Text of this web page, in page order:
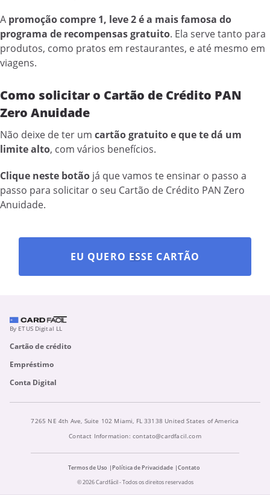
A promoção compre 1, leve 2 é a mais famosa do
programa de recompensas gratuito. Ela serve tanto para
produtos, como pratos em restaurantes, e até mesmo em
viagens.
Como solicitar o Cartão de Crédito PAN
Zero Anuidade
Não deixe de ter um cartão gratuito e que te dá um
limite alto, com vários benefícios.
Clique neste botão já que vamos te ensinar o passo a
passo para solicitar o seu Cartão de Crédito PAN Zero
Anuidade.
EU QUERO ESSE CARTÃO
By ETUS Digital LL
Cartão de crédito
Empréstimo
Conta Digital
7265 NE 4th Ave, Suite 102 Miami, FL 33138 United States of America
Contact Information: contato@cardfacil.com
Termos de Uso Política de Privacidade
Contato
© 2026 Cardfácil - Todos os direitos reservados